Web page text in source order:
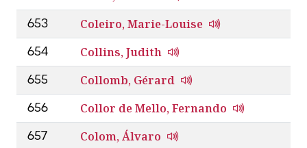
653 Coleiro, Marie-Louise
654 Collins, Judith
655 Collomb, Gérard
656 Collor de Mello, Fernando
657 Colom, Álvaro